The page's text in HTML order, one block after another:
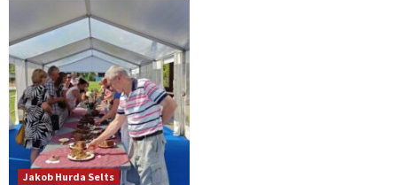
Jakob Hurda Selts